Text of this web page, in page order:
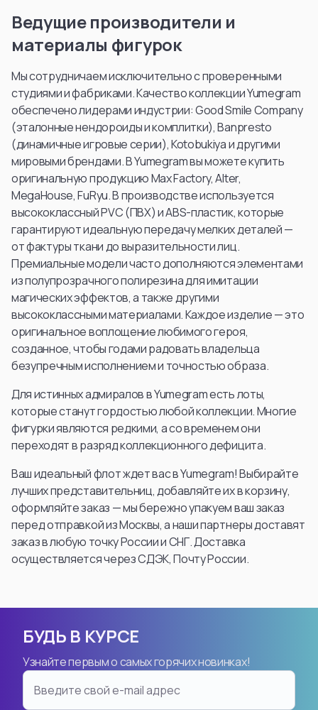
Ведущие производители и
материалы фигурок
Мы сотрудничаем исключительно с проверенными
студиями и фабриками. Качество коллекции Yumegram
обеспечено лидерами индустрии: Good Smile Company
(эталонные нендороиды и комплитки), Banpresto
(динамичные игровые серии), Kotobukiya и другими
мировыми брендами. В Yumegram вы можете купить
оригинальную продукцию Max Factory, Alter,
MegaHouse, FuRyu. В производстве используется
высококлассный PVC (ПВХ) и ABS-пластик, которые
гарантируют идеальную передачу мелких деталей —
от фактуры ткани до выразительности лиц.
Премиальные модели часто дополняются элементами
из полупрозрачного полирезина для имитации
магических эффектов, а также другими
высококлассными материалами. Каждое изделие — это
оригинальное воплощение любимого героя,
созданное, чтобы годами радовать владельца
безупречным исполнением и точностью образа.
Для истинных адмиралов в Yumegram есть лоты,
которые станут гордостью любой коллекции. Многие
фигурки являются редкими, а со временем они
переходят в разряд коллекционного дефицита.
Ваш идеальный флот ждет вас в Yumegram! Выбирайте
лучших представительниц, добавляйте их в корзину,
оформляйте заказ — мы бережно упакуем ваш заказ
перед отправкой из Москвы, а наши партнеры доставят
заказ в любую точку России и СНГ. Доставка
осуществляется через СДЭК, Почту России.
БУДЬ В КУРСЕ
Узнайте первым о самых горячих новинках!